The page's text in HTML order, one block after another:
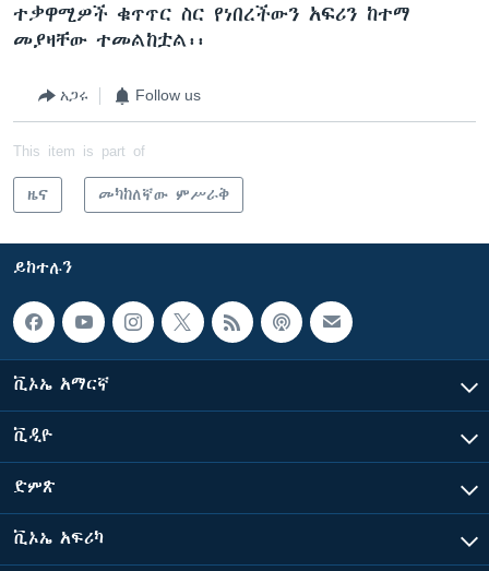
ተቃዋሚዎች ቁጥጥር ስር የነበረችውን አፍሪን ከተማ
መያዛቸው ተመልከቷል፡፡
አጋሩ Follow us
This item is part of
ዜና መካከለኛው ምሥራቅ
ይከተሉን
ቪኦኤ አማርኛ
ቪዲዮ
ድምጽ
ቪኦኤ አፍሪካ